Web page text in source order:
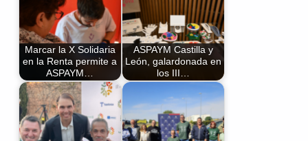
Marcar la X Solidaria
en la Renta permite a
ASPAYM…
ASPAYM Castilla y
León, galardonada en
los III…